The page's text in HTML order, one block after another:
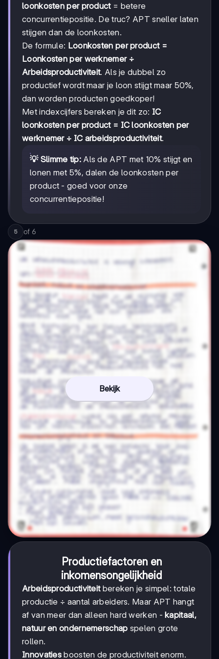
loonkosten per product= betere
concurrentiepositie. De truc? APT sneller laten
stijgen dan de loonkosten.
De formule: Loonkosten per product =
Loonkosten per werknemer ÷
Arbeidsproductiviteit. Als je dubbel zo
productief wordt maar je loon stijgt maar 50%,
dan worden producten goedkoper!
Met indexcijfers bereken je dit zo: IC
loonkosten per product = IC loonkosten per
werknemer ÷ IC arbeidsproductiviteit.
💡 Slimme tip:Als de APT met 10% stijgt en
lonen met 5%, dalen de loonkosten per
product - goed voor onze
concurrentiepositie!
5 of 6
Bekijk
Productiefactoren en
inkomensongelijkheid
Arbeidsproductiviteitbereken je simpel: totale
productie ÷ aantal arbeiders. Maar APT hangt
af van meer dan alleen hard werken -kapitaal,
natuur en ondernemerschap spelen grote
rollen.
Innovaties boosten de productiviteit enorm.